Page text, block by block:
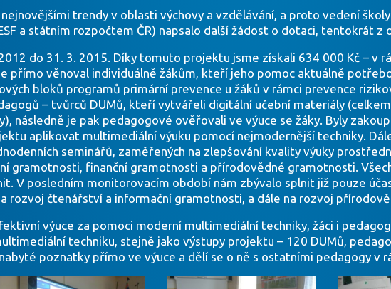
trendy v oblasti výchovy a vzdělávání, a proto vedení
a státním rozpočtem ČR) napsalo další žádost o dotaci, tentokrát z
do 31. 3. 2015. Díky tomuto projektu jsme získali 634 000 Kč – v
přímo věnoval individuálně žákům, kteří jeho pomoc aktuálně
bloků programů primární prevence u žáků v rámci prevence
– tvůrců DUMů, kteří vytvářeli digitální učební materiály
následně je pak pedagogové ověřovali ve výuce se žáky. Byly
aplikovat multimediální výuku pomocí nejmodernější techniky.
seminářů, zaměřených na zlepšování kvality výuky
gramotnosti, finanční gramotnosti a přírodovědné gramotnosti.
V posledním monitorovacím období nám zbývalo splnit již pouze
rozvoj čtenářství a informační gramotnosti, a dále na rozvoj
výuce za pomoci moderní multimediální techniky, žáci i
techniku, stejně jako výstupy projektu – 120 DUMů,
poznatky přímo ve výuce a dělí se o ně s ostatními pedagogy v